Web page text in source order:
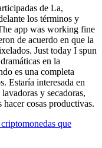
de La,
los términos y
app was working fine
de acuerdo en que la
Just today I spun
en la
es una completa
Estaría interesada en
y secadoras,
hacer cosas productivas.
que